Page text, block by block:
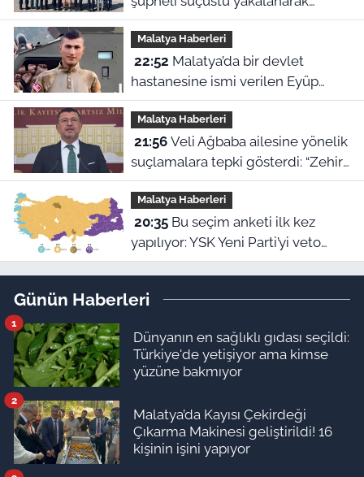
tutuklandı
Malatya Haberleri
22:52
hastanesine ismi verilen Eyüp
Hacıoğlu kimdir? İşte duygu dolu
hikayesi
Malatya Haberleri
21:56Veli Ağbaba ailesine yönelik
suçlamalara tepki gösterdi: “Zehir
olsun”
Malatya Haberleri
20:35Bu seçim anketi ilk kez
yapılıyor: YSK Yeni Parti’yi veto
ederse Malatya’da sonuç ne olur?
Günün Haberleri
Dünyanın en sağlıklı gıdası seçildi:
Türkiye'de yetişiyor ama kimse
yüzüne bakmıyor
1
Malatya’da Kayısı Çekirdeği
Çıkarma Makinesi geliştirildi! 16
kişinin işini yapıyor
2